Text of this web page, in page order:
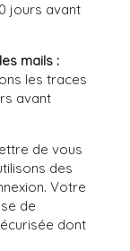
jours avant
mails :
les traces
avant
de vous
des
Votre
de
dont